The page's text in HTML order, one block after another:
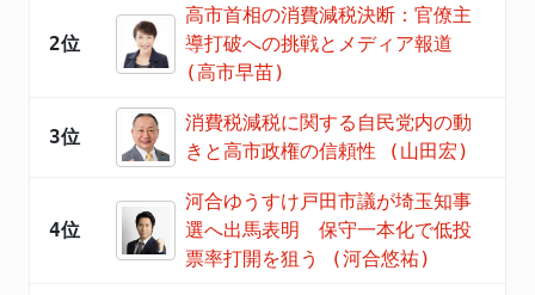
2位
高市首相の消費減税決断：官僚主
導打破への挑戦とメディア報道
(高市早苗)
3位
消費税減税に関する自民党内の動
きと高市政権の信頼性 (山田宏)
4位
河合ゆうすけ戸田市議が埼玉知事
選へ出馬表明 保守一本化で低投
票率打開を狙う (河合悠祐)